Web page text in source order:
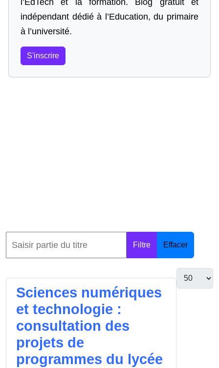
l’EdTech et la formation. Blog gratuit et
indépendant dédié à l’Education, du primaire
à l’université.
S'inscrire
Filtre Effacer
Sciences numériques
et technologie :
consultation des
projets de
programmes du lycée